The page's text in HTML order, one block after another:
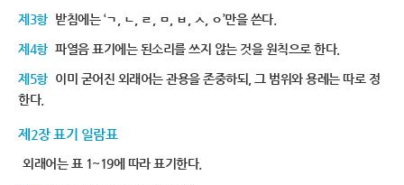
제3항 받침에는 ‘ㄱ, ㄴ, ㄹ, ㅁ, ㅂ, ㅅ, ㅇ’만을 쓴다.
제4항 파열음 표기에는 된소리를 쓰지 않는 것을 원칙으로 한다.
제5항 이미 굳어진 외래어는 관용을 존중하되, 그 범위와 용례는 따로 정
한다.
제2장 표기 일람표
외래어는 표 1~19에 따라 표기한다.